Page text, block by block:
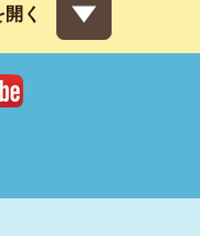
く